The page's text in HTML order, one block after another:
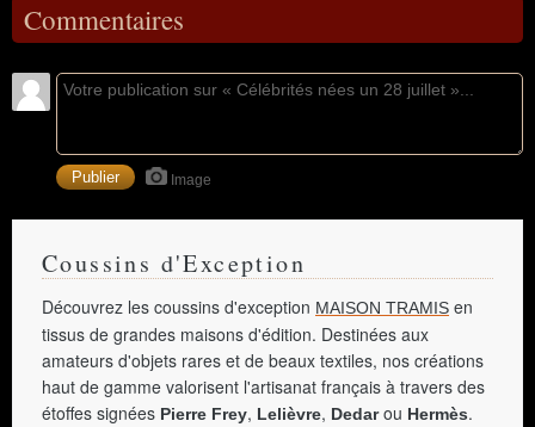
Commentaires
Image
Coussins d'Exception
Découvrez les coussins d'exception MAISON TRAMIS en
tissus de grandes maisons d'édition. Destinées aux
amateurs d'objets rares et de beaux textiles, nos créations
haut de gamme valorisent l'artisanat français à travers des
étoffes signées Pierre Frey, Lelièvre, Dedarou Hermès.